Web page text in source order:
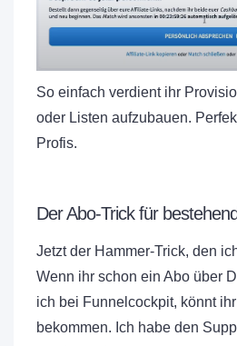
So einfach verdient ihr
oder Listen aufzubauen.
Profis.
Der Abo-Trick für
Jetzt der Hammer-Trick, den
Wenn ihr schon ein Abo über
ich bei Funnelcockpit, könnt
bekommen. Ich habe den